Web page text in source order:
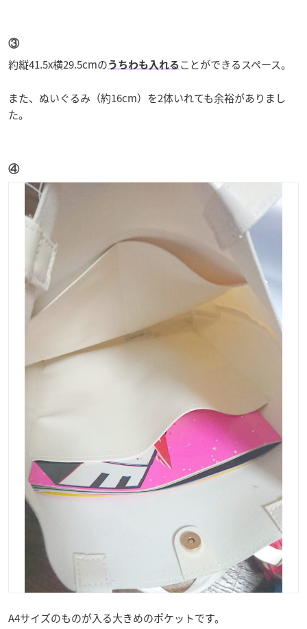
③
約縦41.5x横29.5cmの うちわも入れる ことができるスペース。
また、ぬいぐるみ（約16cm）を2体いれても余裕がありまし
た。
④
A4サイズのものが入る大きめのポケットです。